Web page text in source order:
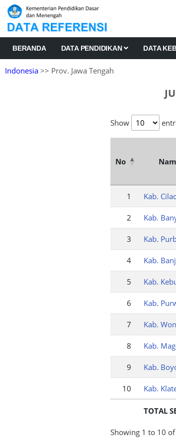
BERANDA DATA PENDIDIKAN DATA
Indonesia >> Prov. Jawa Tengah
Show
No
1 Kab.
2 Kab.
3 Kab.
4 Kab.
5 Kab.
6 Kab.
7 Kab.
8 Kab.
9 Kab.
10 Kab.
TOTAL
Showing 1 to 10